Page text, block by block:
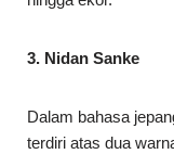
3. Nidan Sanke
Dalam bahasa
terdiri atas dua